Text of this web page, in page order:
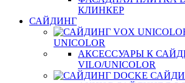
КЛИНКЕР
САЙДИНГ
UNICOLOR
АКСЕССУАРЫ К
VILO/UNICOLOR